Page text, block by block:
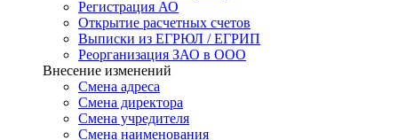
Регистрация АО
Открытие расчетных счетов
Выписки из ЕГРЮЛ / ЕГРИП
Реорганизация ЗАО в ООО
Внесение изменений
Смена адреса
Смена директора
Cмена учредителя
Смена наименования